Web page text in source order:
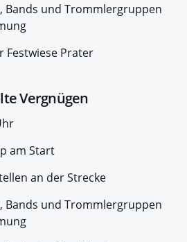
Bands und Trommlergruppen
Festwiese Prater
Vergnügen
am Start
an der Strecke
Bands und Trommlergruppen